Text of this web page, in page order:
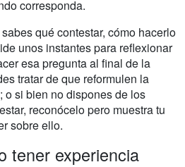
corresponda.
qué contestar, cómo hacerlo
unos instantes para reflexionar
esa pregunta al final de la
tratar de que reformulen la
o si bien no dispones de los
reconócelo pero muestra tu
sobre ello.
tener experiencia